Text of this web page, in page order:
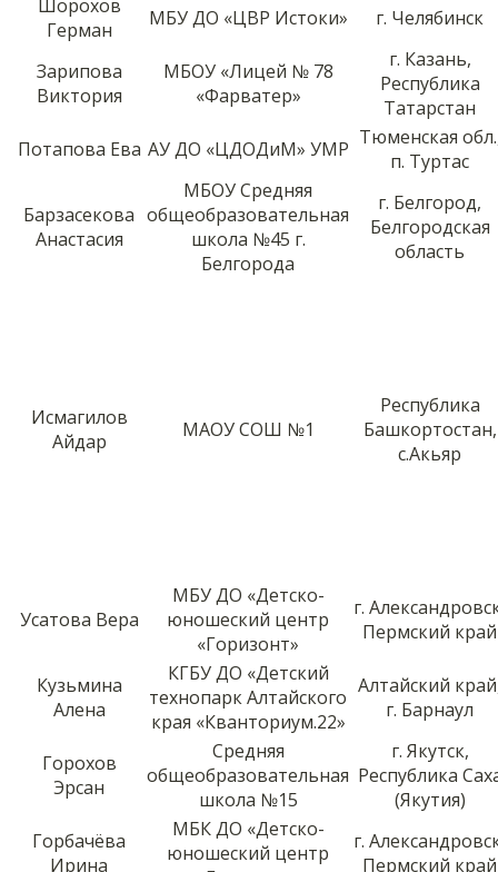
Шорохов
Герман
МБУ ДО «ЦВР Истоки» г. Челябинск
Зарипова
Виктория
МБОУ «Лицей № 78
«Фарватер»
г. Казань,
Республика
Татарстан
Потапова Ева АУ ДО «ЦДОДиМ» УМР Тюменская
п. Туртас
Барзасекова
Анастасия
МБОУ Средняя
общеобразовательная
школа №45 г.
Белгорода
г. Белгород,
Белгородская
область
Исмагилов
Айдар
МАОУ СОШ №1
Республика
Башкортостан,
с.Акьяр
Усатова Вера
МБУ ДО «Детско-
юношеский центр
«Горизонт»
г.
Пермский край
Кузьмина
Алена
КГБУ ДО «Детский
технопарк Алтайского
края «Кванториум.22»
Алтайский
г. Барнаул
Горохов
Эрсан
Средняя
общеобразовательная
школа №15
г. Якутск,
Республика
(Якутия)
Горбачёва
Ирина
МБК ДО «Детско-
юношеский центр
г.
Пермский край